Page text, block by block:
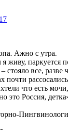
Ажно с утра.
живу, паркуется
стояло все,
почти
что есть
это Россия,